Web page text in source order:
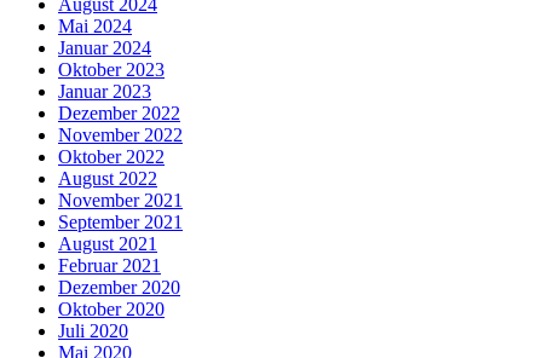
Mai 2024
Januar 2024
Oktober 2023
Januar 2023
Dezember 2022
November 2022
Oktober 2022
August 2022
November 2021
September 2021
August 2021
Februar 2021
Dezember 2020
Oktober 2020
Juli 2020
Mai 2020